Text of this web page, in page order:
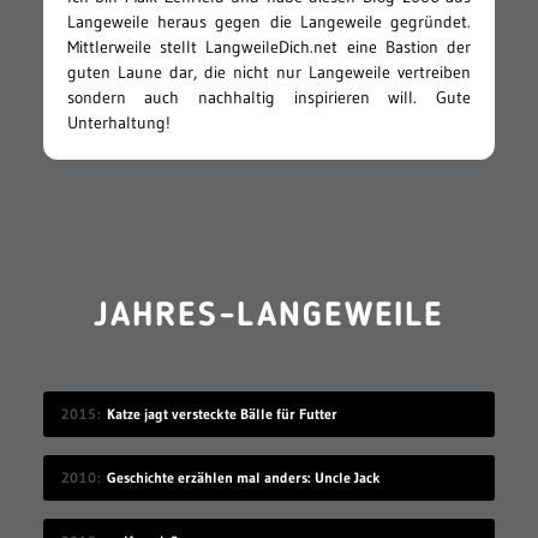
Langeweile heraus gegen die Langeweile gegründet.
Mittlerweile stellt LangweileDich.net eine Bastion der
guten Laune dar, die nicht nur Langeweile vertreiben
sondern auch nachhaltig inspirieren will. Gute
Unterhaltung!
JAHRES-LANGEWEILE
2015 Katze jagt versteckte Bälle für Futter
2010 Geschichte erzählen mal anders: Uncle Jack